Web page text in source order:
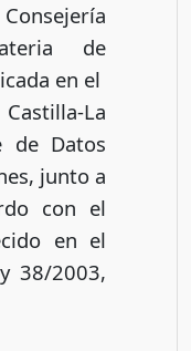
de
en el
La
de Datos
junto a
con el
en el
38/2003,